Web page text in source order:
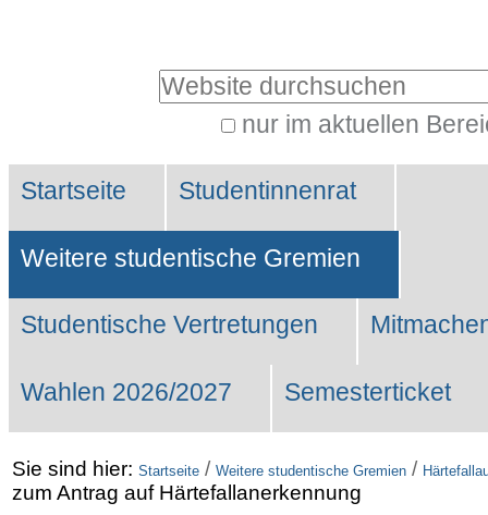
Website durchsuchen
nur im aktuellen
Suche…
Sektionen
Startseite Studentinnenrat
Weitere studentische Gremien
Studentische Vertretungen
Wahlen 2026/2027 Semesterticket
Sie sind hier: Startseite / Weitere studentische Gremien /
zum Antrag auf Härtefallanerkennung